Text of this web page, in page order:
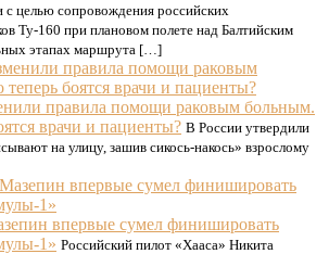
с целью сопровождения российских
Ту-160 при плановом полете над Балтийским
этапах маршрута […]
правила помощи раковым больным.
врачи и пациенты? В России утвердили
на улицу, зашив сикось-накось» взрослому
впервые сумел финишировать
1» Российский пилот «Хааса» Никита